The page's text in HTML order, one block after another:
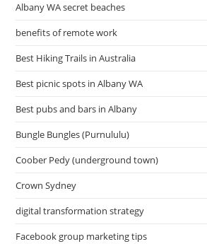
Albany WA secret beaches
benefits of remote work
Best Hiking Trails in Australia
Best picnic spots in Albany WA
Best pubs and bars in Albany
Bungle Bungles (Purnululu)
Coober Pedy (underground town)
Crown Sydney
digital transformation strategy
Facebook group marketing tips